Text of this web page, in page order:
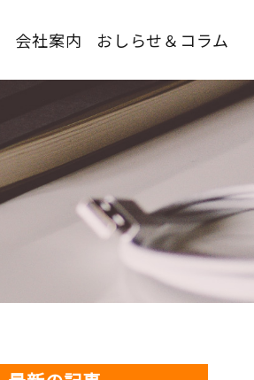
会社案内 おしらせ＆コラム